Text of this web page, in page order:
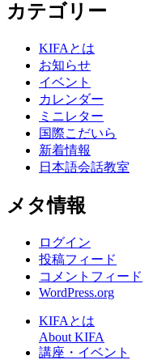
カテゴリー
KIFAとは
お知らせ
イベント
カレンダー
ミニレター
国際こだいら
新着情報
日本語会話教室
メタ情報
ログイン
投稿フィード
コメントフィード
WordPress.org
KIFAとは
About KIFA
講座・イベント